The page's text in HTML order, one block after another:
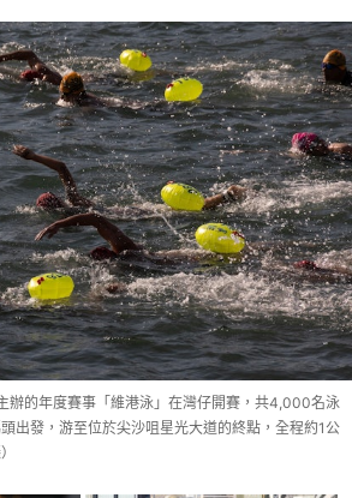
辦的年度賽事「維港泳」在灣仔開賽，共4,000名泳
出發，游至位於尖沙咀星光大道的終點，全程約1公